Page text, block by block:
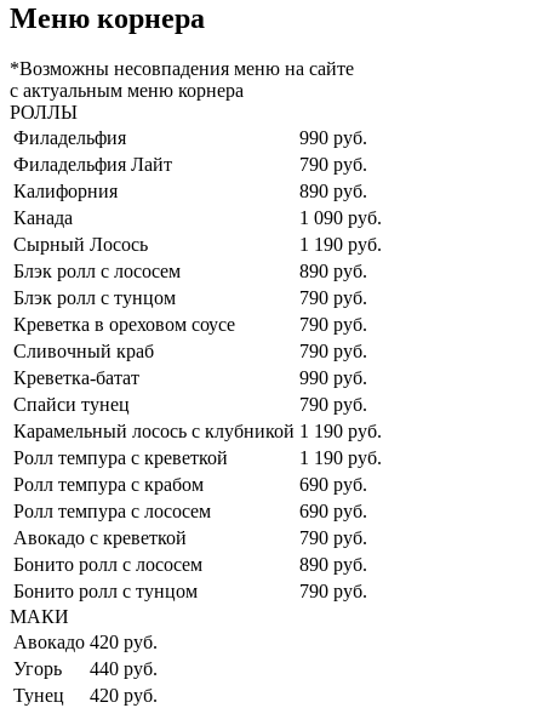
Меню корнера
*Возможны несовпадения меню на сайте
с актуальным меню корнера
РОЛЛЫ
Филадельфия
990 руб.
Филадельфия Лайт
790 руб.
Калифорния
890 руб.
Канада
1 090 руб.
Сырный Лосось
1 190 руб.
Блэк ролл с лососем
890 руб.
Блэк ролл с тунцом
790 руб.
Креветка в ореховом соусе
790 руб.
Сливочный краб
790 руб.
Креветка-батат
990 руб.
Спайси тунец
790 руб.
Карамельный лосось с клубникой 1 190 руб.
Ролл темпура с креветкой
1 190 руб.
Ролл темпура с крабом
690 руб.
Ролл темпура с лососем
690 руб.
Авокадо с креветкой
790 руб.
Бонито ролл с лососем
890 руб.
Бонито ролл с тунцом
790 руб.
МАКИ
Авокадо 420 руб.
Угорь
440 руб.
Тунец
420 руб.